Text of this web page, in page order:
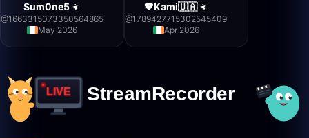
Sum0ne5
@1663315073350564865
May 2026
🤎Kami🇺🇦
@1789427715302545409
Apr 2026